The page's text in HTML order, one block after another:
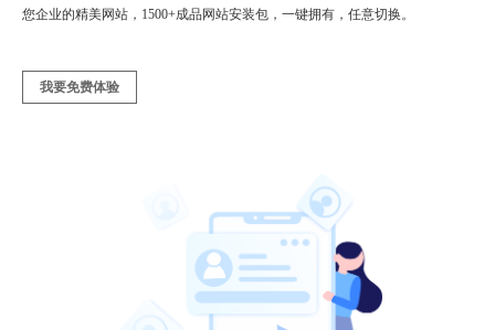
您企业的精美网站，1500+成品网站安装包，一键拥有，任意切换。
我要免费体验